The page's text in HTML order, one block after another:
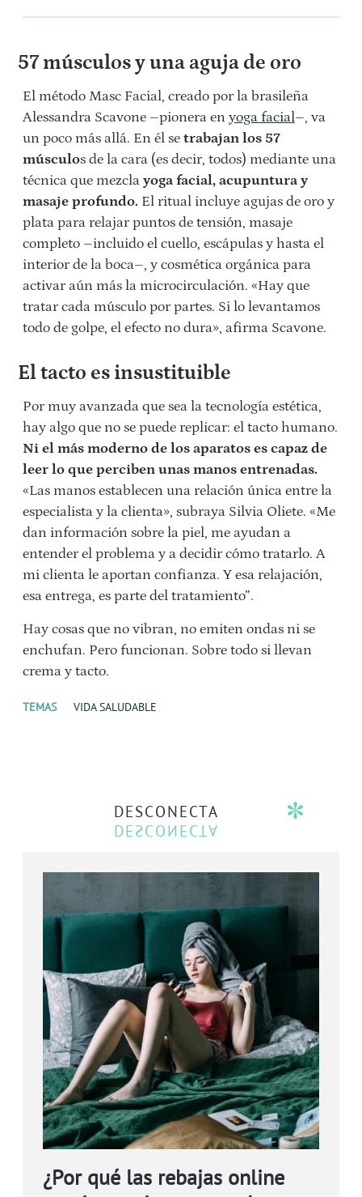
57 músculos y una aguja de oro
El método Masc Facial, creado por la brasileña
Alessandra Scavone –pionera en yoga facial–, va
un poco más allá. En él se trabajan los 57
músculos de la cara (es decir, todos) mediante una
técnica que mezcla yoga facial, acupuntura y
masaje profundo. El ritual incluye agujas de oro y
plata para relajar puntos de tensión, masaje
completo –incluido el cuello, escápulas y hasta el
interior de la boca–, y cosmética orgánica para
activar aún más la microcirculación. «Hay que
tratar cada músculo por partes. Si lo levantamos
todo de golpe, el efecto no dura», afirma Scavone.
El tacto es insustituible
Por muy avanzada que sea la tecnología estética,
hay algo que no se puede replicar: el tacto humano.
Ni el más moderno de los aparatos es capaz de
leer lo que perciben unas manos entrenadas.
«Las manos establecen una relación única entre la
especialista y la clienta», subraya Silvia Oliete. «Me
dan información sobre la piel, me ayudan a
entender el problema y a decidir cómo tratarlo. A
mi clienta le aportan confianza. Y esa relajación,
esa entrega, es parte del tratamiento”.
Hay cosas que no vibran, no emiten ondas ni se
enchufan. Pero funcionan. Sobre todo si llevan
crema y tacto.
TEMAS VIDA SALUDABLE
DESCONECTA
¿Por qué las rebajas online